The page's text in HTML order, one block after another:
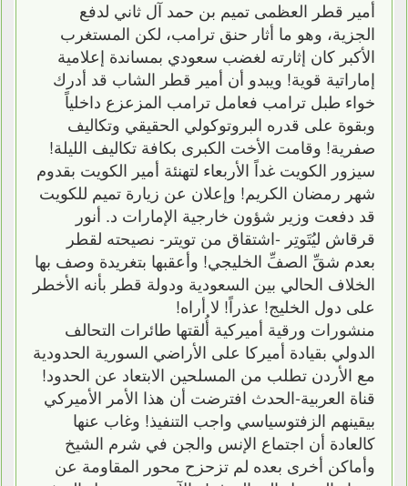
أمير قطر العظمى تميم بن حمد آل ثاني لدفع
الجزية، وهو ما أثار حنق ترامب، لكن المستغرب
الأكبر كان إثارته لغضب سعودي بمساندة إعلامية
إماراتية قوية! ويبدو أن أمير قطر الشاب قد أدرك
خواء طبل ترامب فعامل ترامب المزعزع داخلياً
وبقوة على قدره البروتوكولي الحقيقي وتكاليف
صفرية! وقامت الأخت الكبرى بكافة تكاليف الليلة!
سيزور الكويت غداً الأربعاء لتهنئة أمير الكويت بقدوم
شهر رمضان الكريم! وإعلان عن زيارة تميم للكويت
قد دفعت وزير شؤون خارجية الإمارات د. أنور
قرقاش ليُتَوتِر -اشتقاق من تويتر- نصيحته لقطر
بعدم شقِّ الصفِّ الخليجي! وأعقبها بتغريدة وصف بها
الخلاف الحالي بين السعودية ودولة قطر بأنه الأخطر
على دول الخليج! عذراً! لا أراه!
منشورات ورقية أميركية أُلقتها طائرات التحالف
الدولي بقيادة أميركا على الأراضي السورية الحدودية
مع الأردن تطلب من المسلحين الابتعاد عن الحدود!
قناة العربية-الحدث افترضت أن هذا الأمر الأميركي
بيقينهم الزفتوسياسي واجب التنفيذ! وغاب عنها
كالعادة أن اجتماع الإنس والجن في شرم الشيخ
وأماكن أخرى بعده لم تزحزح محور المقاومة عن